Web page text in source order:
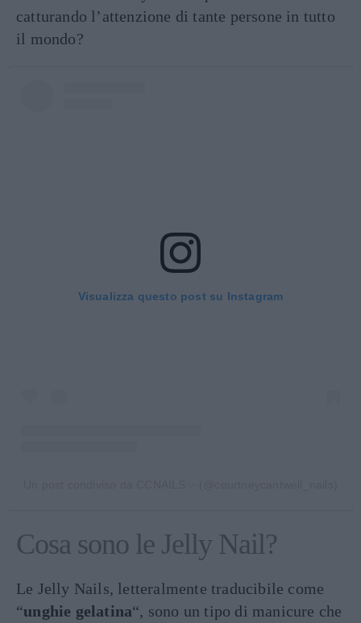
catturando l’attenzione di tante persone in tutto
il mondo?
Visualizza questo post su Instagram
Cosa sono le Jelly Nail?
Le Jelly Nails, letteralmente traducibile come
“unghie gelatina“, sono un tipo di manicure che